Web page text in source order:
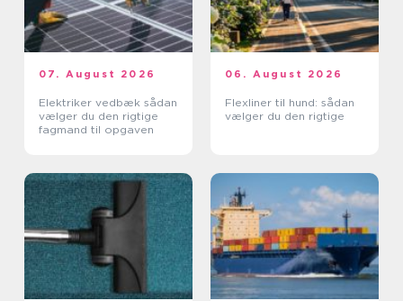
07. August 2026
Elektriker vedbæk sådan
vælger du den rigtige
fagmand til opgaven
06. August 2026
Flexliner til hund: sådan
vælger du den rigtige